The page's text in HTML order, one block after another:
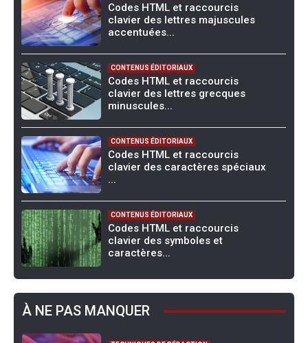
Codes HTML et raccourcis
clavier des lettres majuscules
accentuées...
CONTENUS ÉDITORIAUX
Codes HTML et raccourcis
clavier des lettres grecques
minuscules...
CONTENUS ÉDITORIAUX
Codes HTML et raccourcis
clavier des caractères spéciaux
...
CONTENUS ÉDITORIAUX
Codes HTML et raccourcis
clavier des symboles et
caractères...
À NE PAS MANQUER